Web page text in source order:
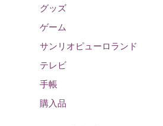
グッズ
ゲーム
サンリオピューロランド
テレビ
手帳
購入品